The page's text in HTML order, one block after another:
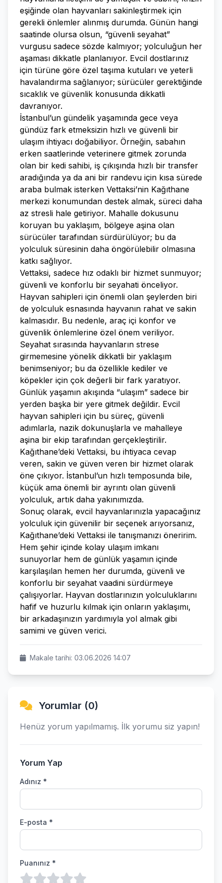
eşiğinde olan hayvanları sakinleştirmek için
gerekli önlemler alınmış durumda. Günün hangi
saatinde olursa olsun, “güvenli seyahat”
vurgusu sadece sözde kalmıyor; yolculuğun her
aşaması dikkatle planlanıyor. Evcil dostlarınız
için türüne göre özel taşıma kutuları ve yeterli
havalandırma sağlanıyor; sürücüler gerektiğinde
sıcaklık ve güvenlik konusunda dikkatli
davranıyor.
İstanbul’un gündelik yaşamında gece veya
gündüz fark etmeksizin hızlı ve güvenli bir
ulaşım ihtiyacı doğabiliyor. Örneğin, sabahın
erken saatlerinde veterinere gitmek zorunda
olan bir kedi sahibi, iş çıkışında hızlı bir transfer
aradığında ya da ani bir randevu için kısa sürede
araba bulmak isterken Vettaksi’nin Kağıthane
merkezi konumundan destek almak, süreci daha
az stresli hale getiriyor. Mahalle dokusunu
koruyan bu yaklaşım, bölgeye aşina olan
sürücüler tarafından sürdürülüyor; bu da
yolculuk süresinin daha öngörülebilir olmasına
katkı sağlıyor.
Vettaksi, sadece hız odaklı bir hizmet sunmuyor;
güvenli ve konforlu bir seyahati önceliyor.
Hayvan sahipleri için önemli olan şeylerden biri
de yolculuk esnasında hayvanın rahat ve sakin
kalmasıdır. Bu nedenle, araç içi konfor ve
güvenlik önlemlerine özel önem veriliyor.
Seyahat sırasında hayvanların strese
girmemesine yönelik dikkatli bir yaklaşım
benimseniyor; bu da özellikle kediler ve
köpekler için çok değerli bir fark yaratıyor.
Günlük yaşamın akışında “ulaşım” sadece bir
yerden başka bir yere gitmek değildir. Evcil
hayvan sahipleri için bu süreç, güvenli
adımlarla, nazik dokunuşlarla ve mahalleye
aşina bir ekip tarafından gerçekleştirilir.
Kağıthane’deki Vettaksi, bu ihtiyaca cevap
veren, sakin ve güven veren bir hizmet olarak
öne çıkıyor. İstanbul’un hızlı temposunda bile,
küçük ama önemli bir ayrıntı olan güvenli
yolculuk, artık daha yakınımızda.
Sonuç olarak, evcil hayvanlarınızla yapacağınız
yolculuk için güvenilir bir seçenek arıyorsanız,
Kağıthane’deki Vettaksi ile tanışmanızı öneririm.
Hem şehir içinde kolay ulaşım imkanı
sunuyorlar hem de günlük yaşamın içinde
karşılaşılan hemen her durumda, güvenli ve
konforlu bir seyahat vaadini sürdürmeye
çalışıyorlar. Hayvan dostlarınızın yolculuklarını
hafif ve huzurlu kılmak için onların yaklaşımı,
bir arkadaşınızın yardımıyla yol almak gibi
samimi ve güven verici.
Makale tarihi: 03.06.2026 14:07
Yorumlar (0)
Henüz yorum yapılmamış. İlk yorumu siz yapın!
Yorum Yap
Adınız *
E-posta *
Puanınız *